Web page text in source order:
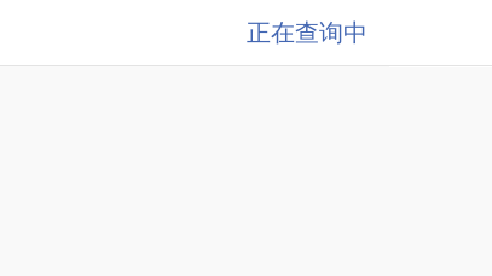
正在查询中